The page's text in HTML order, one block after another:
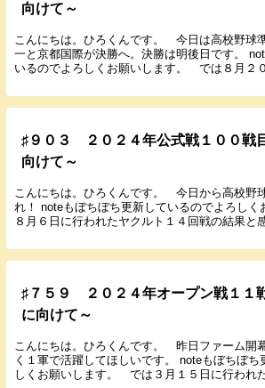
向けて～
こんにちは。ひろくんです。 今日は高校野球
一と京都国際が決勝へ。決勝は明後日です。
いるのでよろしくお願いします。 では８月２
♯９０３ ２０２４年公式戦１００戦
向けて～
こんにちは。ひろくんです。 今日から高校野
れ！ noteもぼちぼち更新しているのでよろし
８月６日に行われたヤクルト１４回戦の結果と
♯７５９ ２０２４年オープン戦１１
に向けて～
こんにちは。ひろくんです。 昨日ファーム開
く１軍で活躍してほしいです。 noteもぼちぼち
しくお願いします。 では３月１５日に行われ